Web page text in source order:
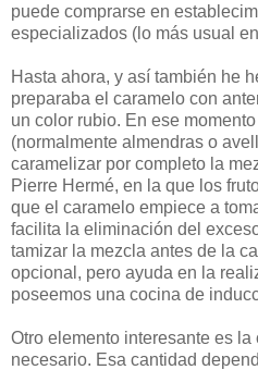
puede comprarse en
especializados (lo más usual
Hasta ahora, y así también he
preparaba el caramelo con
un color rubio. En ese
(normalmente almendras o
caramelizar por completo la
Pierre Hermé, en la que los
que el caramelo empiece a
facilita la eliminación del
tamizar la mezcla antes de la
opcional, pero ayuda en la
poseemos una cocina de
Otro elemento interesante es
necesario. Esa cantidad